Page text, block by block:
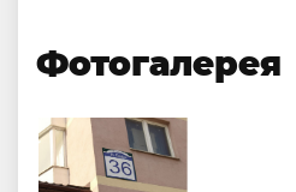
Фотогалерея